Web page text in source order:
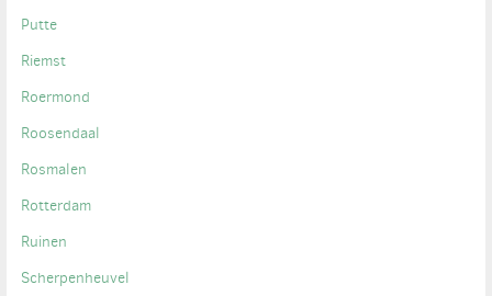
Putte
Riemst
Roermond
Roosendaal
Rosmalen
Rotterdam
Ruinen
Scherpenheuvel